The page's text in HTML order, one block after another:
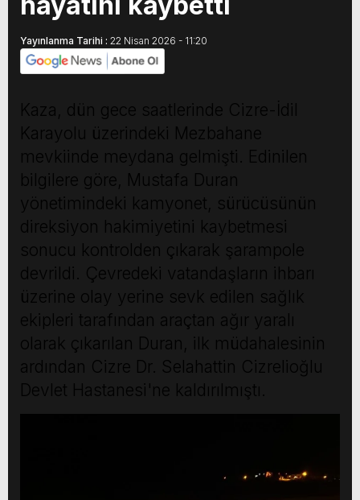
Yayınlanma Tarihi : 22 Nisan 2026 - 11:20
Kaza, dün gece saatlerinde Cizre-İdil
Karayolu üzerindeki Mezbahane
mevkiinde meydana gelmişti. Edinilen
bilgilere göre, Mustafa Duran
yönetimindeki kamyonet, sürücüsünün
direksiyon hakimiyetini kaybetmesi
sonucu kontrolden çıkarak şarampole
devrildi. Çevredeki vatandaşların ihbarı
üzerine olay yerine sevk edilen sağlık
ekipleri tarafından araçtan ağır yaralı
olarak çıkarılan Duran, ilk müdahalesinin
ardından Cizre Dr. Selahattin Cizrelioğlu
Devlet Hastanesi'ne kaldırılmıştı.